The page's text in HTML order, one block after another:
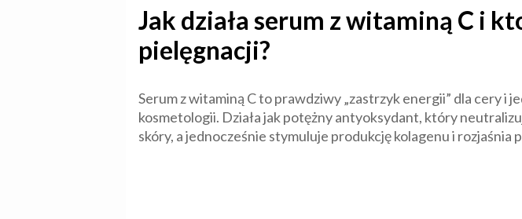
Jak działa serum z witaminą C i
pielęgnacji?
Serum z witaminą C to prawdziwy „zastrzyk energii” dla cery i
kosmetologii. Działa jak potężny antyoksydant, który
skóry, a jednocześnie stymuluje produkcję kolagenu i rozjaśnia